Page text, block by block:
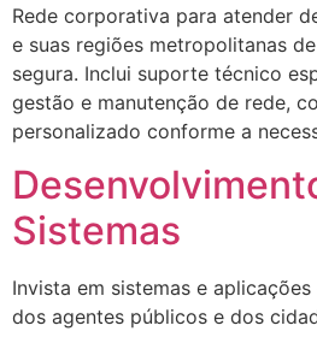
Rede corporativa para atender
e suas regiões metropolitanas
segura. Inclui suporte técnico
gestão e manutenção de rede,
personalizado conforme a
Sistemas
Invista em sistemas e
dos agentes públicos e dos